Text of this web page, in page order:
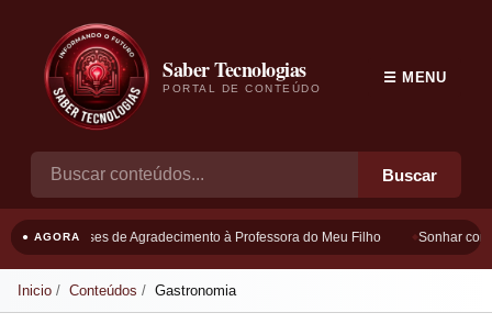
Saber Tecnologias
PORTAL DE CONTEÚDO
Buscar
☰ MENU
● AGORAFrases de Agradecimento à Professora do Meu Filho Sonhar com
Inicio Conteúdos Gastronomia